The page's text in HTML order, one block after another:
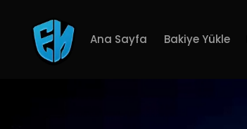
Ana Sayfa Bakiye Yükle